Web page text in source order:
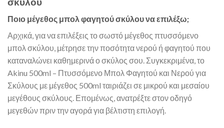
Ποιο μέγεθος μπολ φαγητού σκύλου να επιλέξω;
Αρχικά, για να επιλέξεις το σωστό μέγεθος πτυσσόμενο
μπολ σκύλου, μέτρησε την ποσότητα νερού ή φαγητού που
καταναλώνει καθημερινά ο σκύλος σου. Συγκεκριμένα, το
Akinu 500ml – Πτυσσόμενο Μπολ Φαγητού και Νερού για
Σκύλους με μέγεθος 500ml ταιριάζει σε μικρού και μεσαίου
μεγέθους σκύλους. Επομένως, ανατρέξτε στον οδηγό
μεγεθών πριν την αγορά για βέλτιστη επιλογή.